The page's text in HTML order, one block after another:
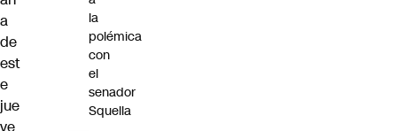
a
de
est
e
jue
ve
la
polémica
con
el
senador
Squella